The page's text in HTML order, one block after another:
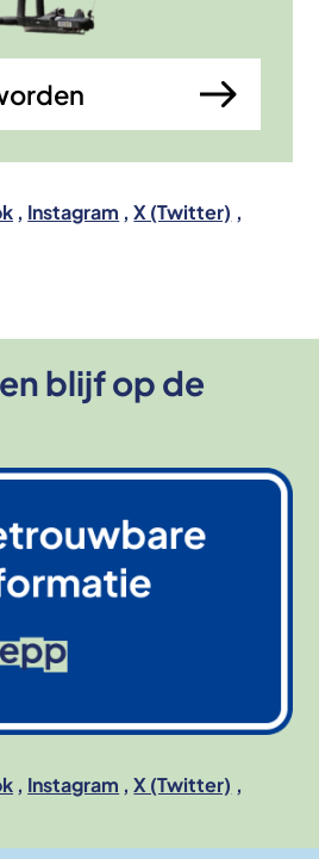
Instagram
X (Twitter)
blijf op de
Instagram
X (Twitter)